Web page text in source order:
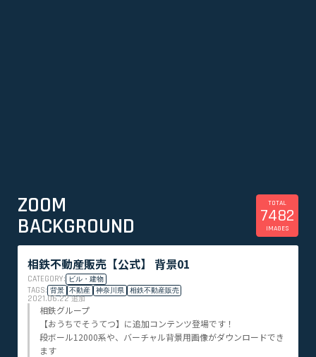
ZOOM
BACKGROUND
TOTAL
7482
IMAGES
相鉄不動産販売【公式】 背景01
CATEGORY: ビル・建物
TAGS: 背景 不動産 神奈川県 相鉄不動産販売
2021.06.22追加
相鉄グループ
【おうちでそうてつ】に追加コンテンツ登場です！
段ボール12000系や、バーチャル背景用画像がダウンロードでき
ます